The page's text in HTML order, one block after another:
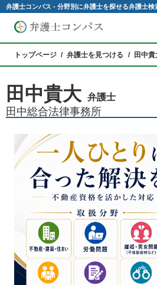
弁護士コンパス - 分野別に弁護士を探せる弁護士検
トップページ 弁護士を見つける 田中
田中貴大 弁護士
田中総合法律事務所